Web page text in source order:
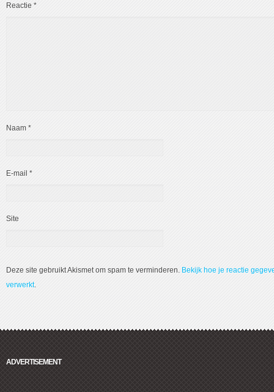
Reactie *
Naam *
E-mail *
Site
Deze site gebruikt Akismet om spam te verminderen. Bekijk hoe je reactie
verwerkt.
ADVERTISEMENT